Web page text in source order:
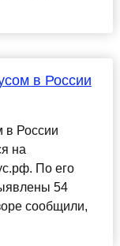
в России
в России
на
По его
54
сообщили,